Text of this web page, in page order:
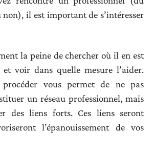
non), il est important de s’intéresser
la peine de chercher où il en est
voir dans quelle mesure l’aider.
vous permet de ne pas
un réseau professionnel, mais
des liens forts. Ces liens seront
l’épanouissement de vos